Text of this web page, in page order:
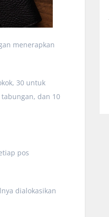
menerapkan
30 untuk
dan 10
pos
dialokasikan